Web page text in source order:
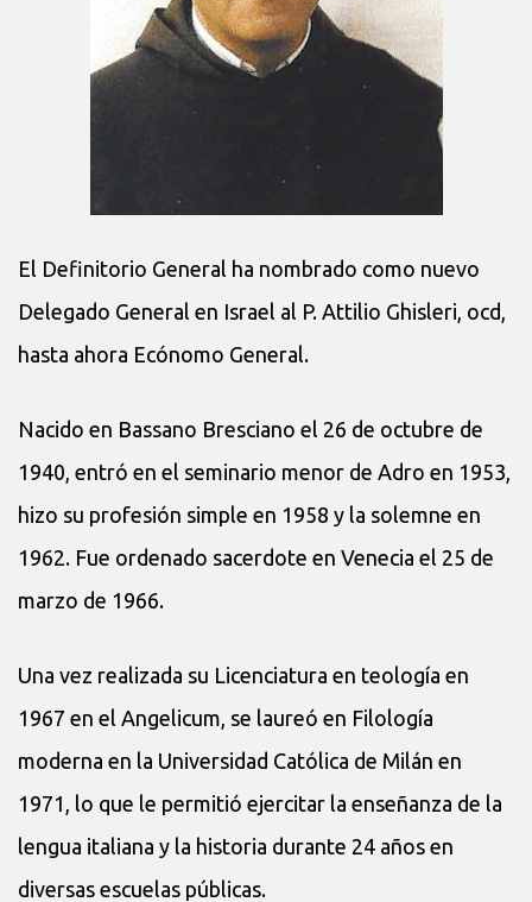
El Definitorio General ha nombrado como nuevo
Delegado General en Israel al P. Attilio Ghisleri, ocd,
hasta ahora Ecónomo General.
Nacido en Bassano Bresciano el 26 de octubre de
1940, entró en el seminario menor de Adro en 1953,
hizo su profesión simple en 1958 y la solemne en
1962. Fue ordenado sacerdote en Venecia el 25 de
marzo de 1966.
Una vez realizada su Licenciatura en teología en
1967 en el Angelicum, se laureó en Filología
moderna en la Universidad Católica de Milán en
1971, lo que le permitió ejercitar la enseñanza de la
lengua italiana y la historia durante 24 años en
diversas escuelas públicas.